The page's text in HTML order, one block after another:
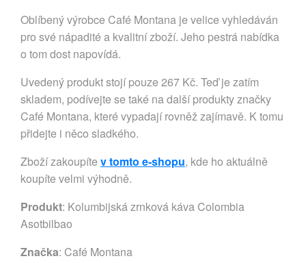
Oblíbený výrobce Café Montana je velice vyhledáván
pro své nápadité a kvalitní zboží. Jeho pestrá nabídka
o tom dost napovídá.
Uvedený produkt stojí pouze 267 Kč. Teď je zatím
skladem, podívejte se také na další produkty značky
Café Montana, které vypadají rovněž zajímavě. K tomu
přidejte i něco sladkého.
Zboží zakoupíte v tomto e-shopu, kde ho aktuálně
koupíte velmi výhodně.
Produkt: Kolumbijská zrnková káva Colombia
Asotbilbao
Značka: Café Montana